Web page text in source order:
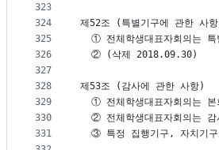
323
324
325
326
327
328
329
330
331
제52조 (특별기구에 관한 사
① 전체학생대표자회의는 특
  ② (삭제 2018.09.30)
제53조 (감사에 관한 사항)
① 전체학생대표자회의는 본
② 전체학생대표자회의는 감
③ 특정 집행기구, 자치기구